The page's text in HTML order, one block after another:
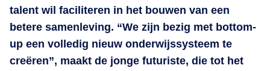
talent wil faciliteren in het bouwen van een
betere samenleving. “We zijn bezig met bottom-
up een volledig nieuw onderwijssysteem te
creëren”, maakt de jonge futuriste, die tot het